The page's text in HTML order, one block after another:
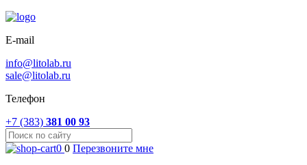
E-mail
info@litolab.ru
sale@litolab.ru
Телефон
+7 (383) 381 00 93
0 0 Перезвоните мне